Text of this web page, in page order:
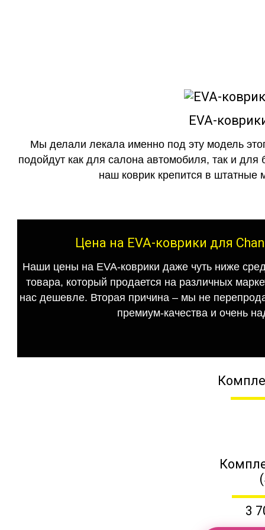
EVA-
Мы делали лекала именно под эту модель
подойдут как для салона автомобиля, так и для
наш коврик крепится в штатные
Цена на EVA-коврики для
Наши цены на EVA-коврики даже чуть ниже
товара, который продается на различных
нас дешевле. Вторая причина – мы не
премиум-качества и очень
3